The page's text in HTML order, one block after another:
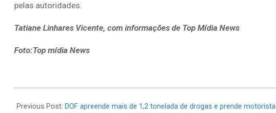
pelas autoridades.
Tatiane Linhares Vicente, com informações de Top Mídia News
Foto:Top mídia News
06-
Previous Post: DOF apreende mais de 1,2 tonelada de drogas e prende motorista